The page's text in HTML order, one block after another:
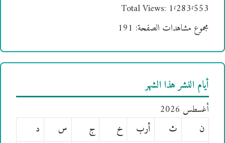
Total Views: 1٬283٬553
مجموع مشاهدات الصفحة: 191
أيام النشر هذا الشهر
أغسطس 2026
ن
ث أرب خ ج س
د